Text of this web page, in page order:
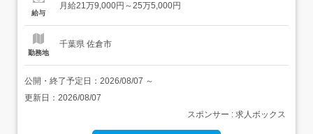
す 【経験・資格】<応募資格>・経理業務の経験をお持ちの
給与
月給21万9,000円～25万5,000円
勤務地
千葉県 佐倉市
公開・終了予定日： 2026/08/07 ～
更新日： 2026/08/07
スポンサー : 求人ボックス